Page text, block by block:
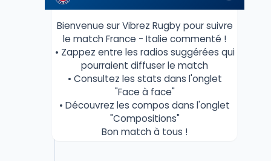
Bienvenue sur Vibrez Rugby pour suivre
le match France - Italie commenté !
• Zappez entre les radios suggérées qui
pourraient diffuser le match
• Consultez les stats dans l'onglet
"Face à face"
• Découvrez les compos dans l'onglet
"Compositions"
Bon match à tous !